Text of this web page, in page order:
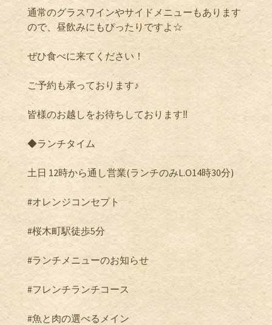
通常のグラスワインやサイドメニューもあります
ので、昼飲みにもぴったりですよ☆
ぜひ食べに来てください！
ご予約も承っております♪
皆様のお越しをお待ちしております‼️
◆ランチタイム
土日 12時から通し営業(ランチのみL.O14時30分)
#オレンジコンセプト
#桜木町駅徒歩5分
#ランチメニューのお知らせ
#フレンチランチコース
#魚と肉の選べるメイン